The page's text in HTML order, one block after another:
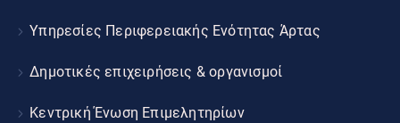
Υπηρεσίες Περιφερειακής Ενότητας Άρτας
Δημοτικές επιχειρήσεις & οργανισμοί
Κεντρική Ένωση Επιμελητηρίων